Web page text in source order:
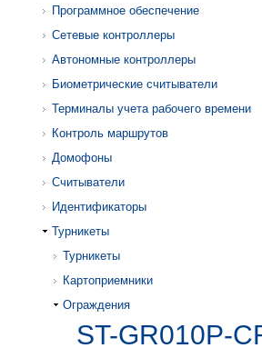
Программное обеспечение
Сетевые контроллеры
Автономные контроллеры
Биометрические считыватели
Терминалы учета рабочего времени
Контроль маршрутов
Домофоны
Считыватели
Идентификаторы
Турникеты
Турникеты
Картоприемники
Ограждения
ST-GR010P-